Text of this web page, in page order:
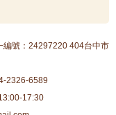
編號：24297220 404台中市
2326-6589
17:30